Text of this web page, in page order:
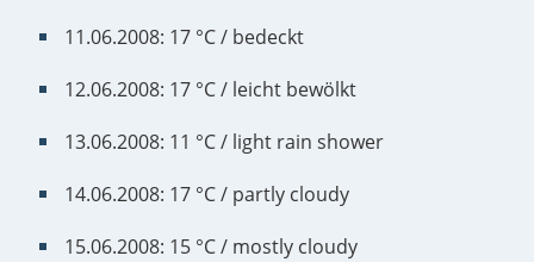
11.06.2008: 17 °C / bedeckt
12.06.2008: 17 °C / leicht bewölkt
13.06.2008: 11 °C / light rain shower
14.06.2008: 17 °C / partly cloudy
15.06.2008: 15 °C / mostly cloudy